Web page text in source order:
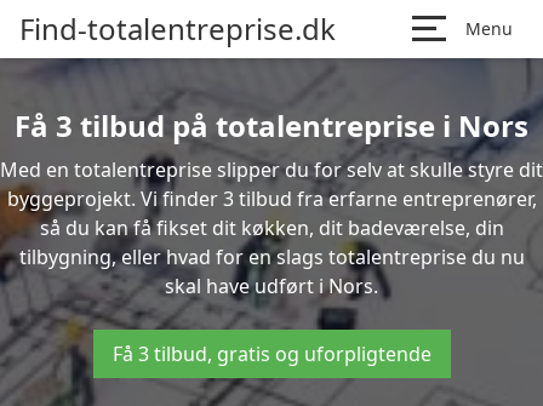
Find-totalentreprise.dk Menu
Få 3 tilbud på totalentreprise i Nors
Med en totalentreprise slipper du for selv at skulle styre dit
byggeprojekt. Vi finder 3 tilbud fra erfarne entreprenører,
så du kan få fikset dit køkken, dit badeværelse, din
tilbygning, eller hvad for en slags totalentreprise du nu
skal have udført i Nors.
Få 3 tilbud, gratis og uforpligtende